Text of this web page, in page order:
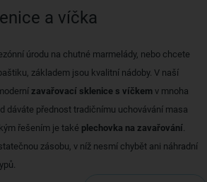
a víčka
úrodu na chutné marmelády, nebo chcete
základem jsou kvalitní nádoby. V naší
zavařovací sklenice s víčkem v mnoha
dáváte přednost tradičnímu uchovávání masa
řešením je také plechovka na zavařování.
zásobu, v níž nesmí chybět ani náhradní